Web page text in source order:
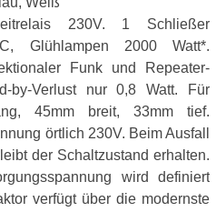
230V. 1 Schließer
Glühlampen 2000 Watt*.
Funk und Repeater-
by-Verlust nur 0,8 Watt. Für
45mm breit, 33mm tief.
örtlich 230V. Beim Ausfall
der Schaltzustand erhalten.
wird definiert
verfügt über die modernste